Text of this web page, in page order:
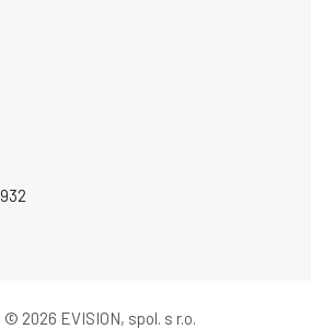
2026 EVISION, spol. s r.o.